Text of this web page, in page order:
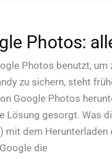
Photos:
Photos benutzt,
zu sichern, steht
Google Photos
Lösung gesorgt. Was
mit dem
die